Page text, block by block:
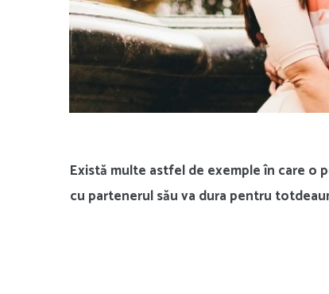
Există multe astfel de exemple în care o
cu partenerul său va dura pentru